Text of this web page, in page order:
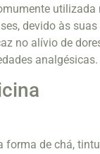
utilizada
devido às suas
no alívio de
analgésicas.
forma de chá,